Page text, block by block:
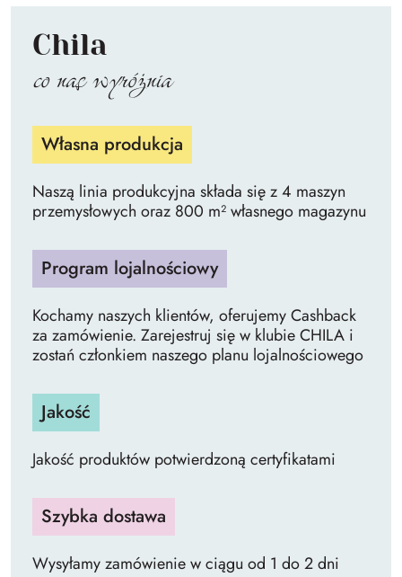
Chila
co nas wyróżnia
Własna produkcja
Naszą linia produkcyjna składa się z 4 maszyn
przemysłowych oraz 800 m² własnego magazynu
Program lojalnościowy
Kochamy naszych klientów, oferujemy Cashback
za zamówienie. Zarejestruj się w klubie CHILA i
zostań członkiem naszego planu lojalnościowego
Jakość
Jakość produktów potwierdzoną certyfikatami
Szybka dostawa
Wysyłamy zamówienie w ciągu od 1 do 2 dni